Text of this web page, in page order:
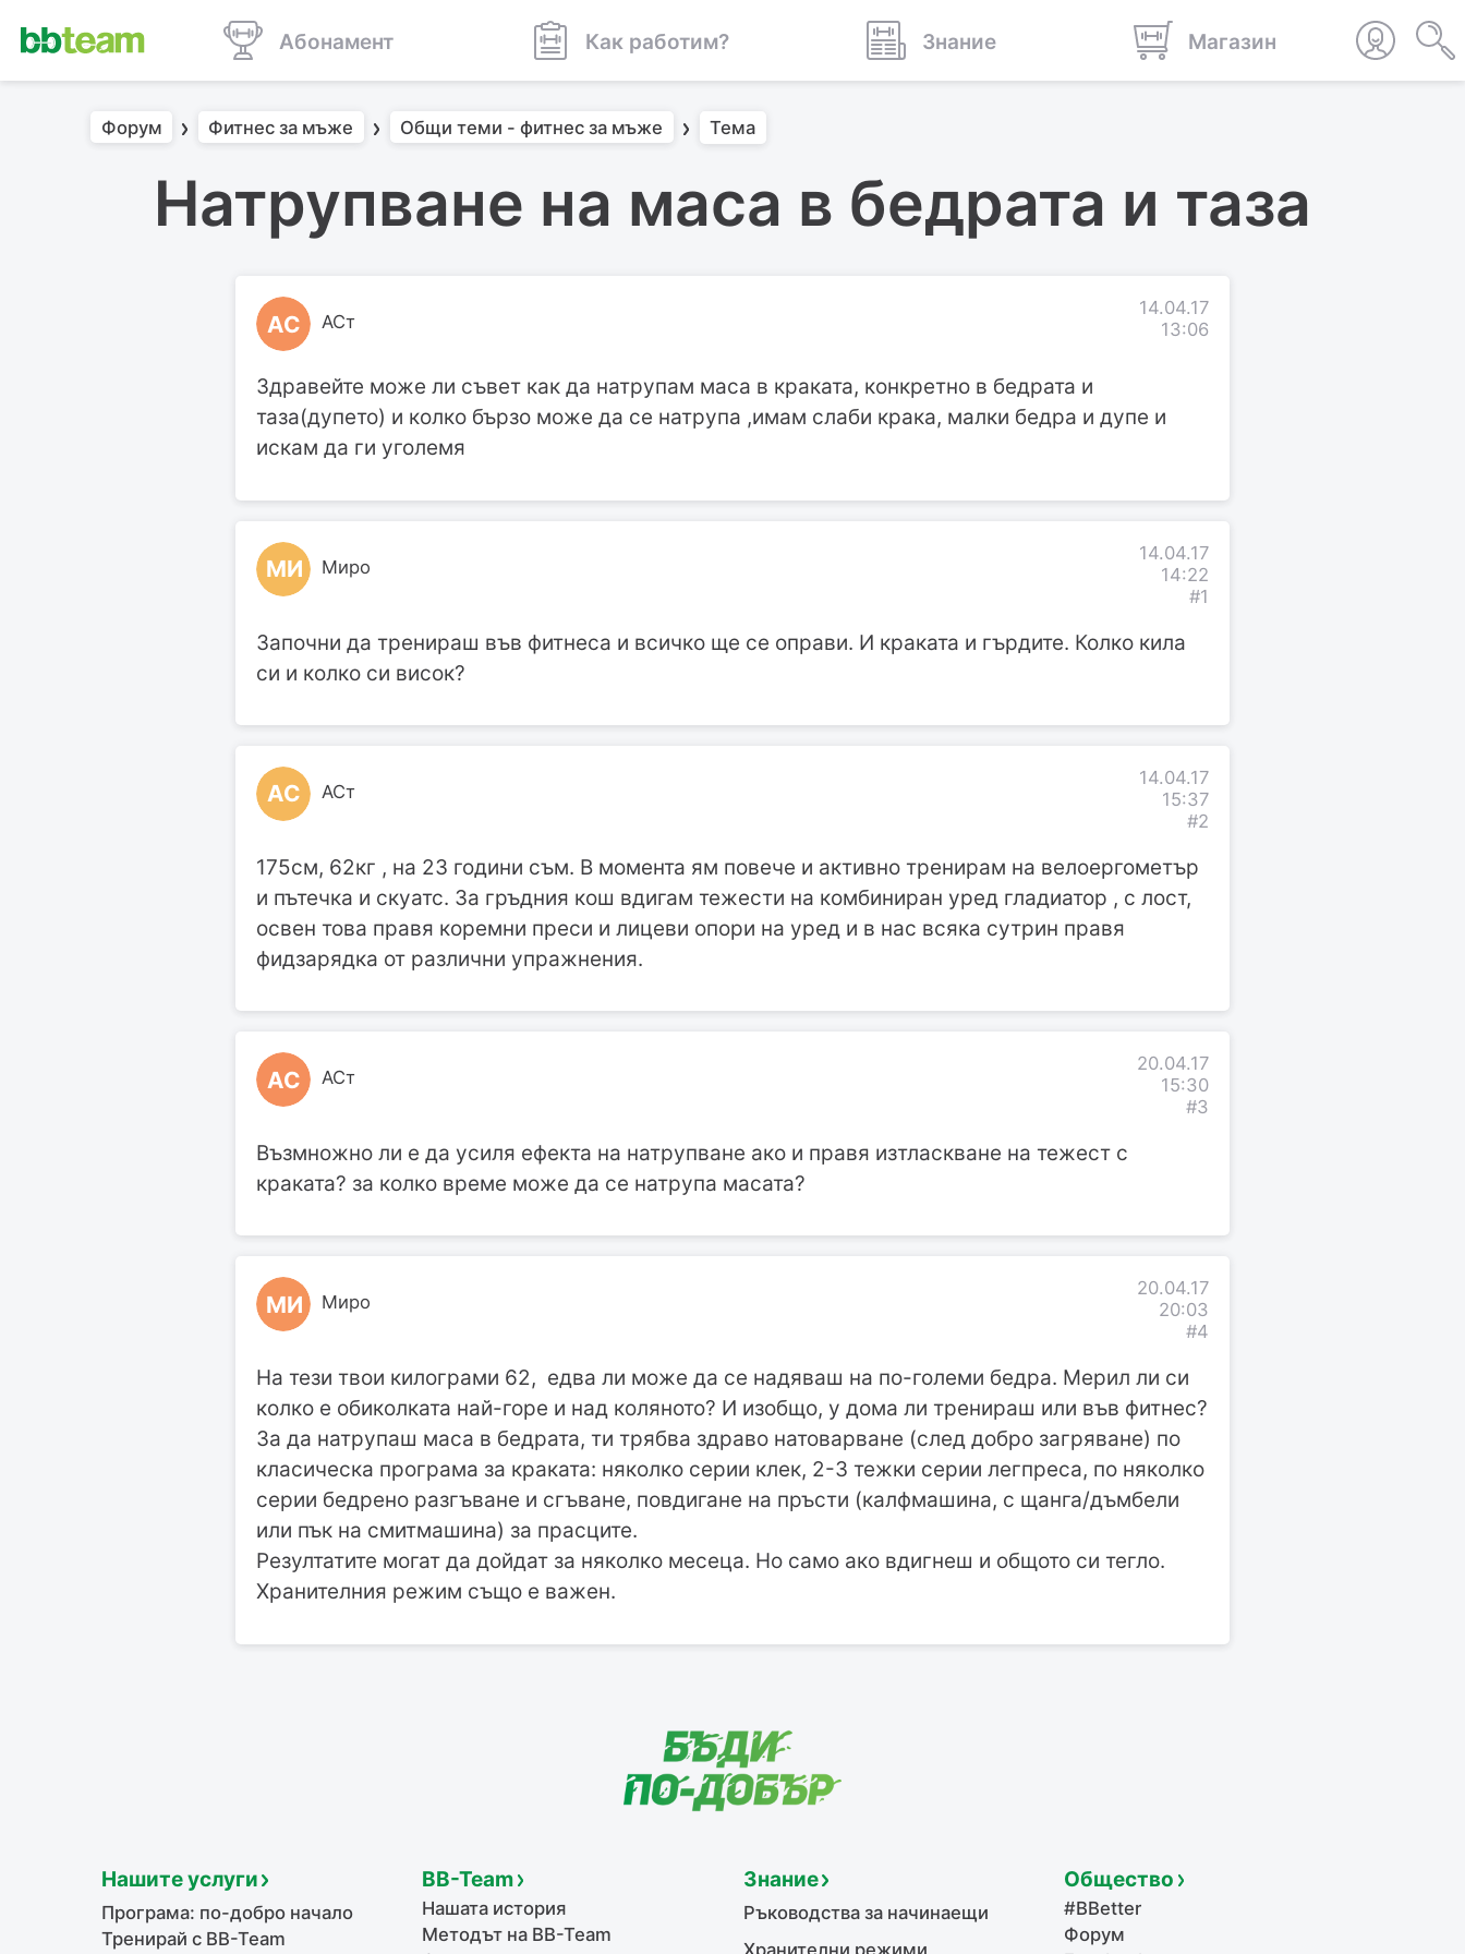
Абонамент Как работим? Знание Магазин
Форум Фитнес за мъже Общи теми - фитнес за мъже Тема
Натрупване на маса в бедрата и таза
АС АСт
14.04.17
13:06
Здравейте може ли съвет как да натрупам маса в краката, конкретно в бедрата и
таза(дупето) и колко бързо може да се натрупа ,имам слаби крака, малки бедра и дупе и
искам да ги уголемя
МИ Миро
14.04.17
14:22
#1
Започни да тренираш във фитнеса и всичко ще се оправи. И краката и гърдите. Колко кила
си и колко си висок?
АС АСт
14.04.17
15:37
#2
175см, 62кг , на 23 години съм. В момента ям повече и активно тренирам на велоергометър
и пътечка и скуатс. За гръдния кош вдигам тежести на комбиниран уред гладиатор , с лост,
освен това правя коремни преси и лицеви опори на уред и в нас всяка сутрин правя
фидзарядка от различни упражнения.
АС АСт
20.04.17
15:30
#3
Възмножно ли е да усиля ефекта на натрупване ако и правя изтласкване на тежест с
краката? за колко време може да се натрупа масата?
МИ Миро
20.04.17
20:03
#4
На тези твои килограми 62, едва ли може да се надяваш на по-големи бедра. Мерил ли си
колко е обиколката най-горе и над коляното? И изобщо, у дома ли тренираш или във фитнес?
За да натрупаш маса в бедрата, ти трябва здраво натоварване (след добро загряване) по
класическа програма за краката: няколко серии клек, 2-3 тежки серии легпреса, по няколко
серии бедрено разгъване и сгъване, повдигане на пръсти (калфмашина, с щанга/дъмбели
или пък на смитмашина) за прасците.
Резултатите могат да дойдат за няколко месеца. Но само ако вдигнеш и общото си тегло.
Хранителния режим също е важен.
Нашите услуги
Програма: по-добро начало
Тренирай с BB-Team
BB-Team
Нашата история
Методът на BB-Team
Знание
Ръководства за начинаещи
Хранителни режими
Общество
#BBetter
Форум